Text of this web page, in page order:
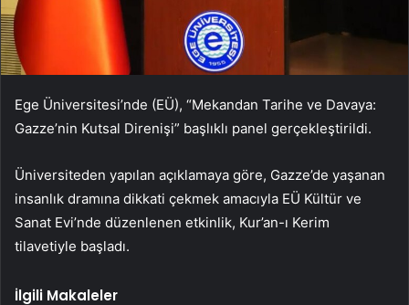
Ege Üniversitesi’nde (EÜ), “Mekandan Tarihe ve Davaya:
Gazze’nin Kutsal Direnişi” başlıklı panel gerçekleştirildi.
Üniversiteden yapılan açıklamaya göre, Gazze’de yaşanan
insanlık dramına dikkati çekmek amacıyla EÜ Kültür ve
Sanat Evi’nde düzenlenen etkinlik, Kur’an-ı Kerim
tilavetiyle başladı.
İlgili Makaleler